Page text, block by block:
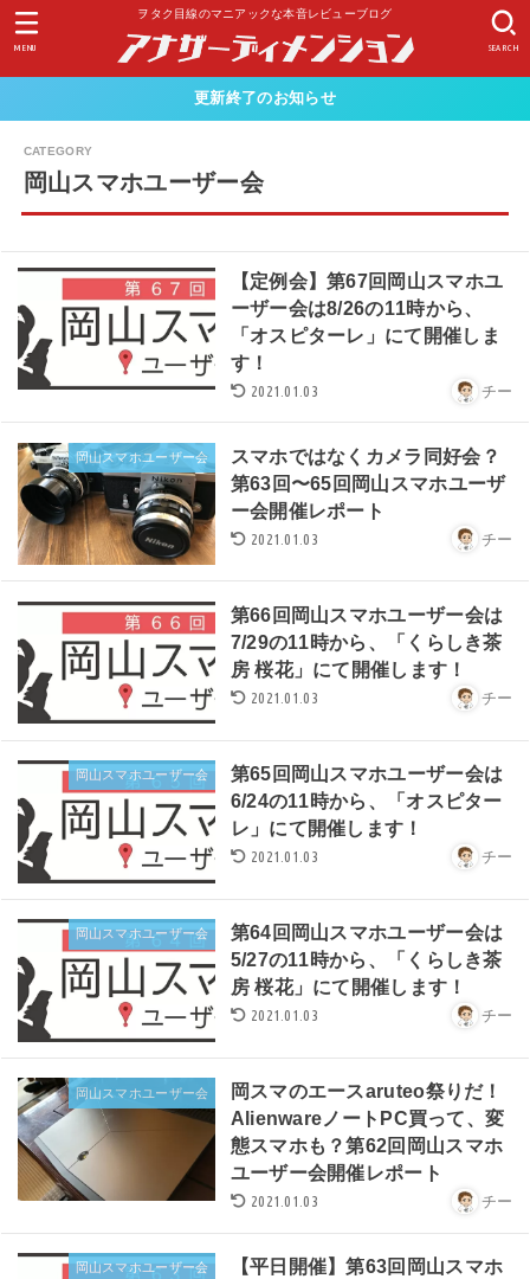
ヲタク目線のマニアックな本音レビューブログ
SEARCH
MENU
更新終了のお知らせ
岡山スマホユーザー会
【定例会】第67回岡山スマホユ
ーザー会は8/26の11時から、
「オスピターレ」にて開催しま
す！
2021.01.03 チー
岡山スマホユーザー会
スマホではなくカメラ同好会？
第63回〜65回岡山スマホユーザ
ー会開催レポート
2021.01.03 チー
第66回岡山スマホユーザー会は
7/29の11時から、「くらしき茶
房 桜花」にて開催します！
2021.01.03 チー
岡山スマホユーザー会
第65回岡山スマホユーザー会は
6/24の11時から、「オスピター
レ」にて開催します！
2021.01.03 チー
岡山スマホユーザー会
第64回岡山スマホユーザー会は
5/27の11時から、「くらしき茶
房 桜花」にて開催します！
2021.01.03 チー
岡山スマホユーザー会
岡スマのエースaruteo祭りだ！
AlienwareノートPC買って、変
態スマホも？第62回岡山スマホ
ユーザー会開催レポート
2021.01.03 チー
岡山スマホユーザー会
【平日開催】第63回岡山スマホ